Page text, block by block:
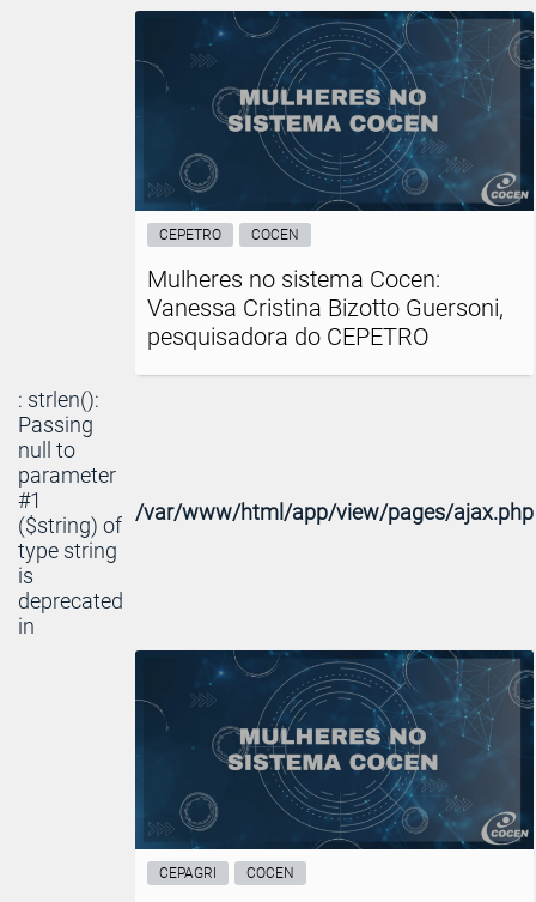
CEPETRO COCEN
Mulheres no sistema Cocen:
Vanessa Cristina Bizotto Guersoni,
pesquisadora do CEPETRO
: strlen():
Passing
null to
parameter
#1
($string) of
type string
is
deprecated
in
/var/www/html/app/view/pages/ajax.php
CEPAGRI COCEN